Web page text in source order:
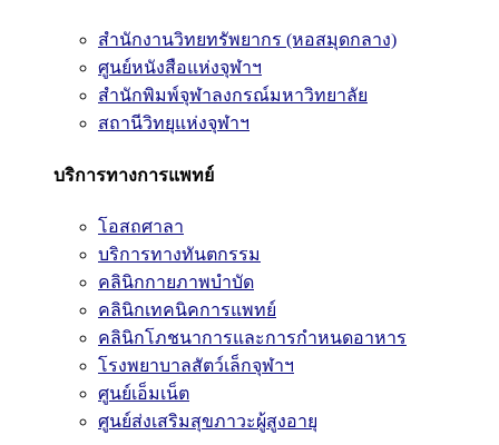
สำนักงานวิทยทรัพยากร (หอสมุดกลาง)
ศูนย์หนังสือแห่งจุฬาฯ
สำนักพิมพ์จุฬาลงกรณ์มหาวิทยาลัย
สถานีวิทยุแห่งจุฬาฯ
บริการทางการแพทย์
โอสถศาลา
บริการทางทันตกรรม
คลินิกกายภาพบำบัด
คลินิกเทคนิคการแพทย์
คลินิกโภชนาการและการกำหนดอาหาร
โรงพยาบาลสัตว์เล็กจุฬาฯ
ศูนย์เอ็มเน็ต
ศูนย์ส่งเสริมสุขภาวะผู้สูงอายุ